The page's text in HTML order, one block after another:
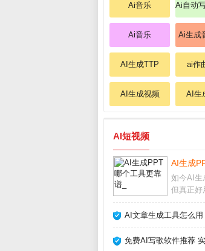
Ai音乐 Ai自动
Ai音乐 Ai生成
AI生成TTP ai作
AI生成视频 AI生
AI短视频
AI生成
如今AI生
但真正好
直接用AI
那些“假
AI文章生成工具怎么
免费AI写歌软件推荐